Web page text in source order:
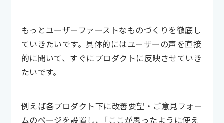
もっとユーザーファーストなものづくりを徹底し
ていきたいです。具体的にはユーザーの声を直接
的に聞いて、すぐにプロダクトに反映させていき
たいです。
例えば各プロダクト下に改善要望・ご意見フォー
ムのページを設置し、「ここが思ったように使え